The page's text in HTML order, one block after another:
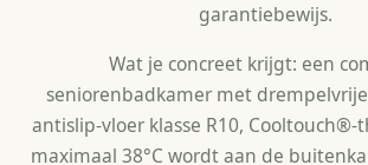
garantiebewijs.
Wat je concreet krijgt: een
seniorenbadkamer met
antislip-vloer klasse R10,
maximaal 38°C wordt aan de